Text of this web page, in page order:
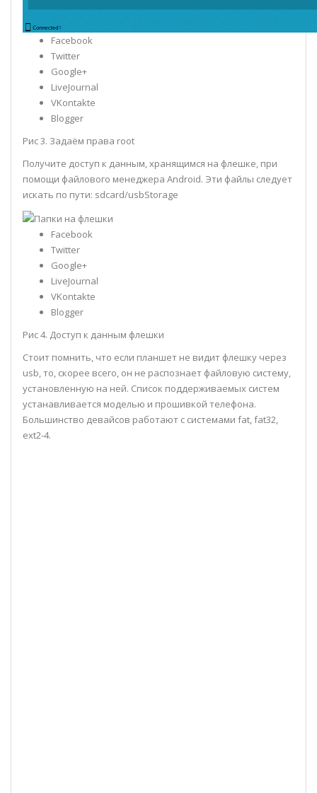
Facebook
Twitter
Google+
LiveJournal
VKontakte
Blogger
Рис 3. Задаём права root
Получите доступ к данным, хранящимся на флешке, при
помощи файлового менеджера Android. Эти файлы следует
искать по пути: sdcard/usbStorage
Facebook
Twitter
Google+
LiveJournal
VKontakte
Blogger
Рис 4. Доступ к данным флешки
Стоит помнить, что если планшет не видит флешку через
usb, то, скорее всего, он не распознает файловую систему,
установленную на ней. Список поддерживаемых систем
устанавливается моделью и прошивкой телефона.
Большинство девайсов работают с системами fat, fat32,
ext2-4.